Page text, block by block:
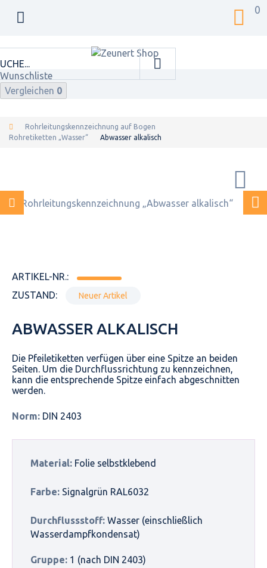
0
Wunschliste
Vergleichen 0
Rohrleitungskennzeichnung auf Bogen
Rohretiketten „Wasser“
Abwasser alkalisch
ARTIKEL-NR.:
ZUSTAND:
Neuer Artikel
ABWASSER ALKALISCH
Die Pfeiletiketten verfügen über eine Spitze an beiden
Seiten. Um die Durchflussrichtung zu kennzeichnen,
kann die entsprechende Spitze einfach abgeschnitten
werden.
Norm: DIN 2403
Material: Folie selbstklebend
Farbe: Signalgrün RAL6032
Durchflussstoff: Wasser (einschließlich
Wasserdampfkondensat)
Gruppe: 1 (nach DIN 2403)